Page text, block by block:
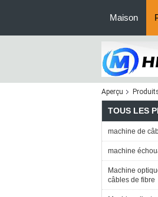
Maison
Aperçu
TOUS LES
machine de
machine
Machine
câbles de fibre